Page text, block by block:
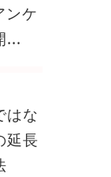
ンケ
...
はな
延長